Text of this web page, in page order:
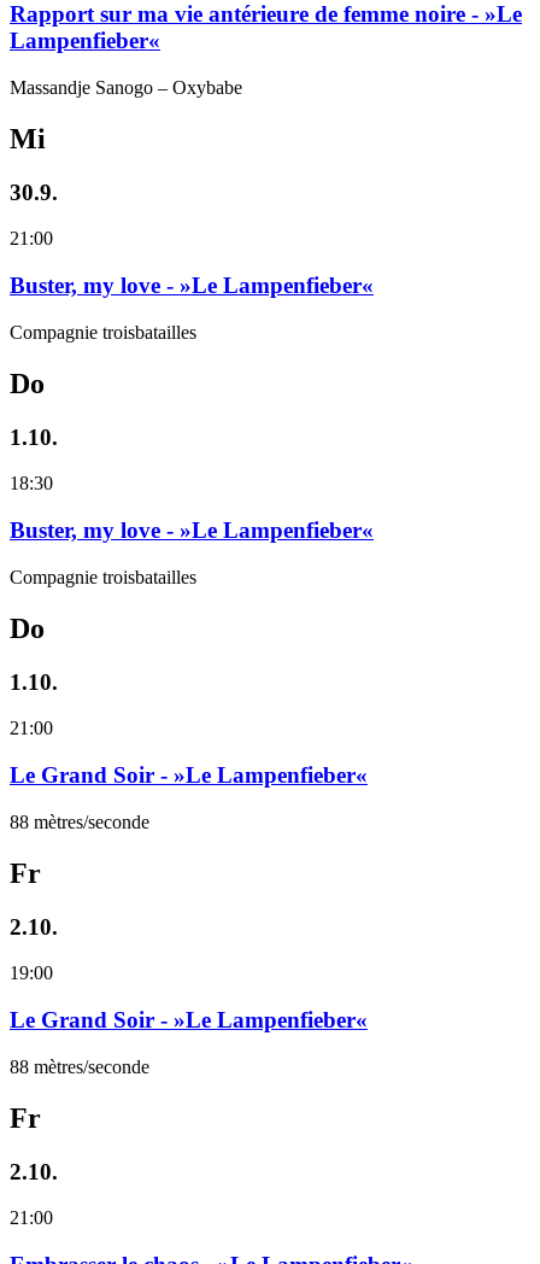
Rapport sur ma vie antérieure de femme noire - »Le
Lampenfieber«
Massandje Sanogo – Oxybabe
Mi
30.9.
21:00
Buster, my love - »Le Lampenfieber«
Compagnie troisbatailles
Do
1.10.
18:30
Buster, my love - »Le Lampenfieber«
Compagnie troisbatailles
Do
1.10.
21:00
Le Grand Soir - »Le Lampenfieber«
88 mètres/seconde
Fr
2.10.
19:00
Le Grand Soir - »Le Lampenfieber«
88 mètres/seconde
Fr
2.10.
21:00